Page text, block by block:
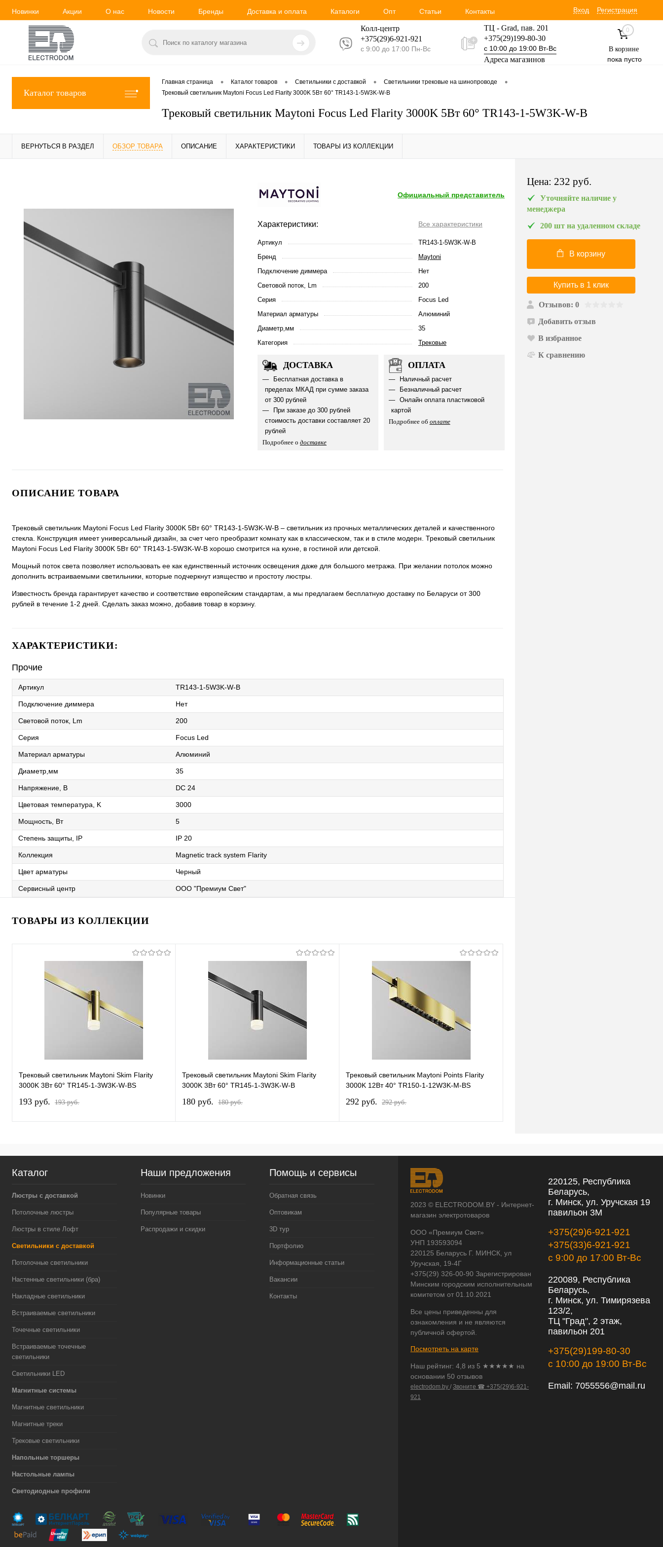
Новинки Акции О нас Новости Бренды Доставка и оплата Каталоги Опт Статьи Контакты Вход Регистрация
Колл-центр
+375(29)6-921-921
с 9:00 до 17:00 Пн-Вс
ТЦ - Grad, пав. 201
+375(29)199-80-30
с 10:00 до 19:00 Вт-Вс
Адреса магазинов
+375(29)354-30-60
0
В корзине
пока пусто
Каталог товаров
Главная страница • Каталог товаров • Светильники с доставкой • Светильники трековые на шинопроводе •
Трековый светильник Maytoni Focus Led Flarity 3000K 5Вт 60° TR143-1-5W3K-W-B
Трековый светильник Maytoni Focus Led Flarity 3000K 5Вт 60° TR143-1-5W3K-W-B
ВЕРНУТЬСЯ В РАЗДЕЛ ОБЗОР ТОВАРА ОПИСАНИЕ ХАРАКТЕРИСТИКИ ТОВАРЫ ИЗ КОЛЛЕКЦИИ
Официальный представитель
Характеристики: Все характеристики
Артикул
TR143-1-5W3K-W-B
Бренд
Maytoni
Подключение диммера
Нет
Световой поток, Lm
200
Серия
Focus Led
Материал арматуры
Алюминий
Диаметр,мм
35
Категория
Трековые
ДОСТАВКА
Бесплатная доставка в
пределах МКАД при сумме заказа
от 300 рублей
При заказе до 300 рублей
стоимость доставки составляет 20
рублей
Подробнее о доставке
ОПЛАТА
Наличный расчет
Безналичный расчет
Онлайн оплата пластиковой
картой
Подробнее об оплате
ОПИСАНИЕ ТОВАРА
Трековый светильник Maytoni Focus Led Flarity 3000K 5Вт 60° TR143-1-5W3K-W-B – светильник из прочных металлических деталей и качественного
стекла. Конструкция имеет универсальный дизайн, за счет чего преобразит комнату как в классическом, так и в стиле модерн. Трековый светильник
Maytoni Focus Led Flarity 3000K 5Вт 60° TR143-1-5W3K-W-B хорошо смотрится на кухне, в гостиной или детской.
Мощный поток света позволяет использовать ее как единственный источник освещения даже для большого метража. При желании потолок можно
дополнить встраиваемыми светильники, которые подчеркнут изящество и простоту люстры.
Известность бренда гарантирует качество и соответствие европейским стандартам, а мы предлагаем бесплатную доставку по Беларуси от 300
рублей в течение 1-2 дней. Сделать заказ можно, добавив товар в корзину.
ХАРАКТЕРИСТИКИ:
Прочие
Артикул TR143-1-5W3K-W-B
Подключение диммера Нет
Световой поток, Lm 200
Серия Focus Led
Материал арматуры Алюминий
Диаметр,мм 35
Напряжение, В DC 24
Цветовая температура, K 3000
Мощность, Вт 5
Степень защиты, IP IP 20
Коллекция Magnetic trаck system Flarity
Цвет арматуры Черный
Сервисный центр ООО "Премиум Свет"
ТОВАРЫ ИЗ КОЛЛЕКЦИИ
Трековый светильник Maytoni Skim Flarity
3000K 3Вт 60° TR145-1-3W3K-W-BS
193 pуб. 193 pуб.
Трековый светильник Maytoni Skim Flarity
3000K 3Вт 60° TR145-1-3W3K-W-B
180 pуб. 180 pуб.
Трековый светильник Maytoni Points Flarity
3000K 12Вт 40° TR150-1-12W3K-M-BS
292 pуб. 292 pуб.
Цена: 232 pуб.
Уточняйте наличие у
менеджера
200 шт на удаленном складе
В корзину
Купить в 1 клик
Отзывов: 0
Добавить отзыв
В избранное
К сравнению
Каталог
Люстры с доставкой
Потолочные люстры
Люстры в стиле Лофт
Светильники с доставкой
Потолочные светильники
Настенные светильники (бра)
Накладные светильники
Встраиваемые светильники
Точечные светильники
Встраиваемые точечные
светильники
Светильники LED
Магнитные системы
Магнитные светильники
Магнитные треки
Трековые светильники
Напольные торшеры
Настольные лампы
Светодиодные профили
Наши предложения
Новинки
Популярные товары
Распродажи и скидки
Помощь и сервисы
Обратная связь
Оптовикам
3D тур
Портфолио
Информационные статьи
Вакансии
Контакты
2023 © ELECTRODOM.BY - Интернет-
магазин электротоваров
ООО «Премиум Свет»
УНП 193593094
220125 Беларусь Г. МИНСК, ул
Уручская, 19-4Г
+375(29) 326-00-90 Зарегистрирован
Минским городским исполнительным
комитетом от 01.10.2021
Все цены приведенны для
ознакомления и не являются
публичной офертой.
Посмотреть на карте
Наш рейтинг: 4,8 из 5 ★★★★★ на
основании 50 отзывов
electrodom.by / Звоните ☎ +375(29)6-921-
921
220125, Республика
Беларусь,
г. Минск, ул. Уручская 19
павильон 3М
+375(29)6-921-921
+375(33)6-921-921
с 9:00 до 17:00 Вт-Вс
220089, Республика
Беларусь,
г. Минск, ул. Тимирязева
123/2,
ТЦ "Град", 2 этаж,
павильон 201
+375(29)199-80-30
с 10:00 до 19:00 Вт-Вс
Email: 7055556@mail.ru